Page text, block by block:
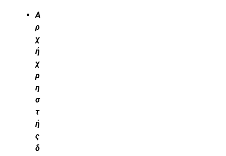
Α
ρ
χ
ή
χ
ρ
η
σ
τ
ή
ς
δ